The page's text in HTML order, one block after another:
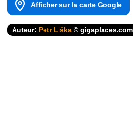
Afficher sur la carte Google
Auteur: Petr Liška © gigaplaces.com